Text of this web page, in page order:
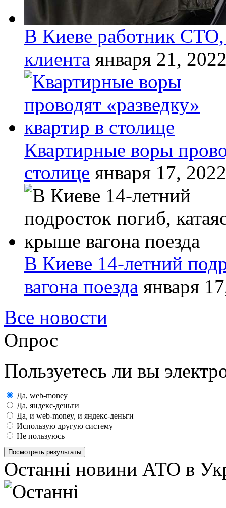
В Киеве работник
клиента января 21,
Квартирные воры
столице января 17, 2022
В Киеве 14-летний
вагона поезда января
Все новости
Опрос
Пользуетесь ли вы
Да, web-money
Да, яндекс-деньги
Да, и web-money, и яндекс-деньги
Использую другую систему
Не пользуюсь
Посмотреть результаты
Останні новини АТО в